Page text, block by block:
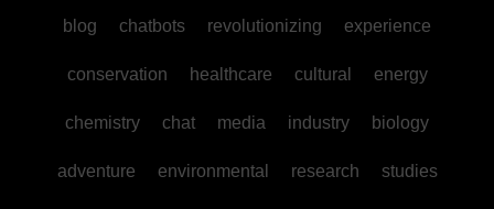
blog chatbots revolutionizing experience
conservation healthcare cultural energy
chemistry chat media industry biology
adventure environmental research studies